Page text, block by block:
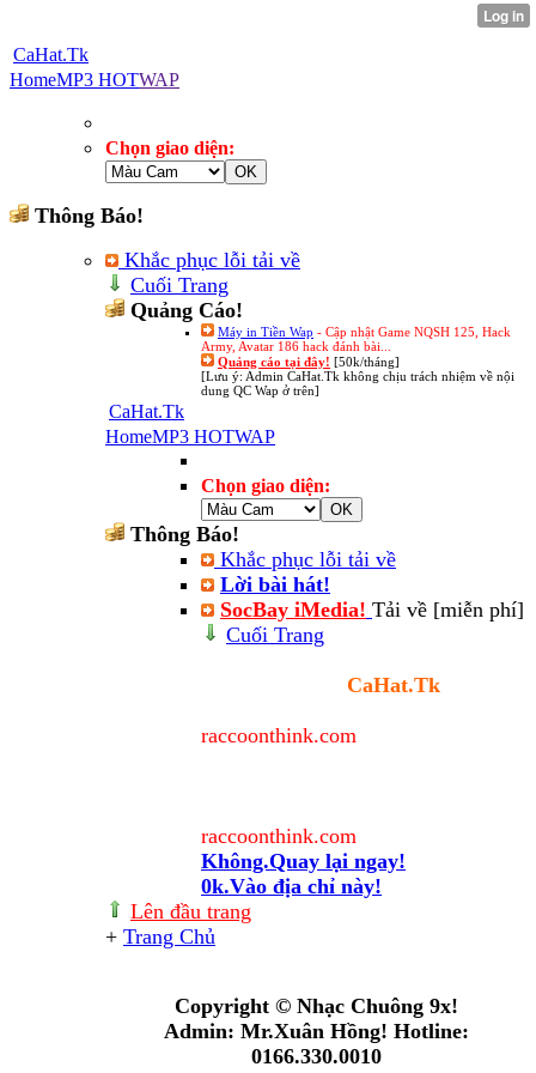
CaHat.Tk
HomeMP3 HOTWAP
Chọn giao diện:
Thông Báo!
Khắc phục lỗi tải về
Cuối Trang
Quảng Cáo!
Máy in Tiền Wap - Cập nhật Game NQSH 125, Hack
Army, Avatar 186 hack đánh bài...
Quảng cáo tại đây! [50k/tháng]
[Lưu ý: Admin CaHat.Tk không chịu trách nhiệm về nội
dung QC Wap ở trên]
CaHat.Tk
HomeMP3 HOTWAP
Chọn giao diện:
Thông Báo!
Khắc phục lỗi tải về
Lời bài hát!
SocBay iMedia! Tải về [miễn phí]
Cuối Trang
CaHat.Tk
raccoonthink.com
raccoonthink.com
Không.Quay lại ngay!
0k.Vào địa chỉ này!
Lên đầu trang
+ Trang Chủ
Copyright © Nhạc Chuông 9x!
Admin: Mr.Xuân Hồng! Hotline:
0166.330.0010